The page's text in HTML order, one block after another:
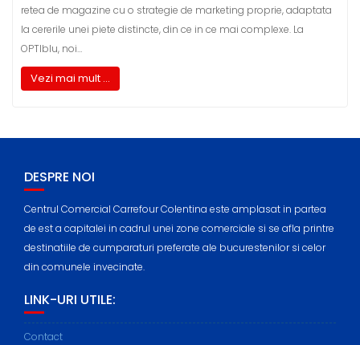
retea de magazine cu o strategie de marketing proprie, adaptata
la cererile unei piete distincte, din ce in ce mai complexe. La
OPTIblu, noi…
Vezi mai mult ...
DESPRE NOI
Centrul Comercial Carrefour Colentina este amplasat in partea
de est a capitalei in cadrul unei zone comerciale si se afla printre
destinatiile de cumparaturi preferate ale bucurestenilor si celor
din comunele invecinate.
LINK-URI UTILE:
Contact